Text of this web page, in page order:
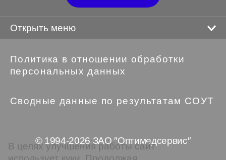
Открыть меню
Политика в отношении обработки
персональных данных
Сводные данные по результатам СОУТ
© 1994-2026 ЗАО ″Оптимедсервис″
В целях улучшения работы сайт